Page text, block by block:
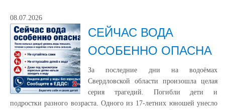
08.07.2026
СЕЙЧАС ВОДА
ОСОБЕННО ОПАСНА
За последние дни на водоёмах
Свердловской области произошла целая
серия трагедий. Погибли дети и
подростки разного возраста. Одного из 17-летних юношей унесло